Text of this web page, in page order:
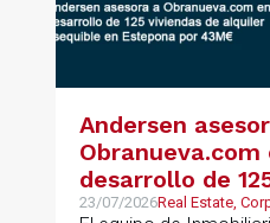
Andersen
Obranueva.com
desarrollo de
de alquiler
23/07/2026Real Estate,